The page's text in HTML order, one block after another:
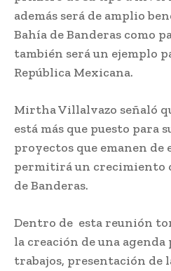
además será de amplio
Bahía de Banderas como
también será un ejemplo
República Mexicana.
Mirtha Villalvazo señaló
está más que puesto para
proyectos que emanen de
permitirá un crecimiento
de Banderas.
Dentro de esta reunión
la creación de una agenda
trabajos, presentación de